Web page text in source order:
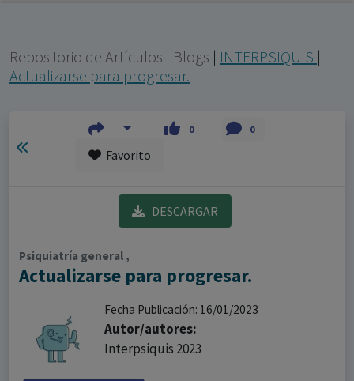
Repositorio de Artículos | Blogs | INTERPSIQUIS |
Actualizarse para progresar.
0 0
Favorito
DESCARGAR
Psiquiatría general ,
Actualizarse para progresar.
Fecha Publicación: 16/01/2023
Autor/autores:
Interpsiquis 2023